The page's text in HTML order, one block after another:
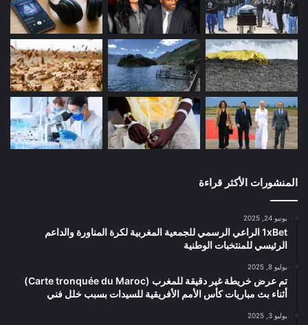
المنشورات الأكثر قراءة
يونيو 24, 2025
1xBet الراعي الرسمي للجمعية المغربية لكرة المناورة والداعم
الرئيسي للمنتخبات الوطنية
يوليو 8, 2025
تم عرض خريطة غير دقيقة للمغرب (Carte tronquée du Maroc)
أثناء بث مباريات كأس الأمم الأفريقية للسيدات بسبب خلل فني
يوليو 3, 2025